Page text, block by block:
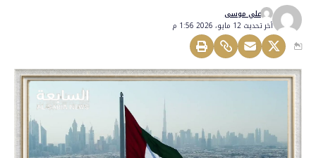
أخر تحديث 12 مايو، 2026 1:56 م
علي موسى